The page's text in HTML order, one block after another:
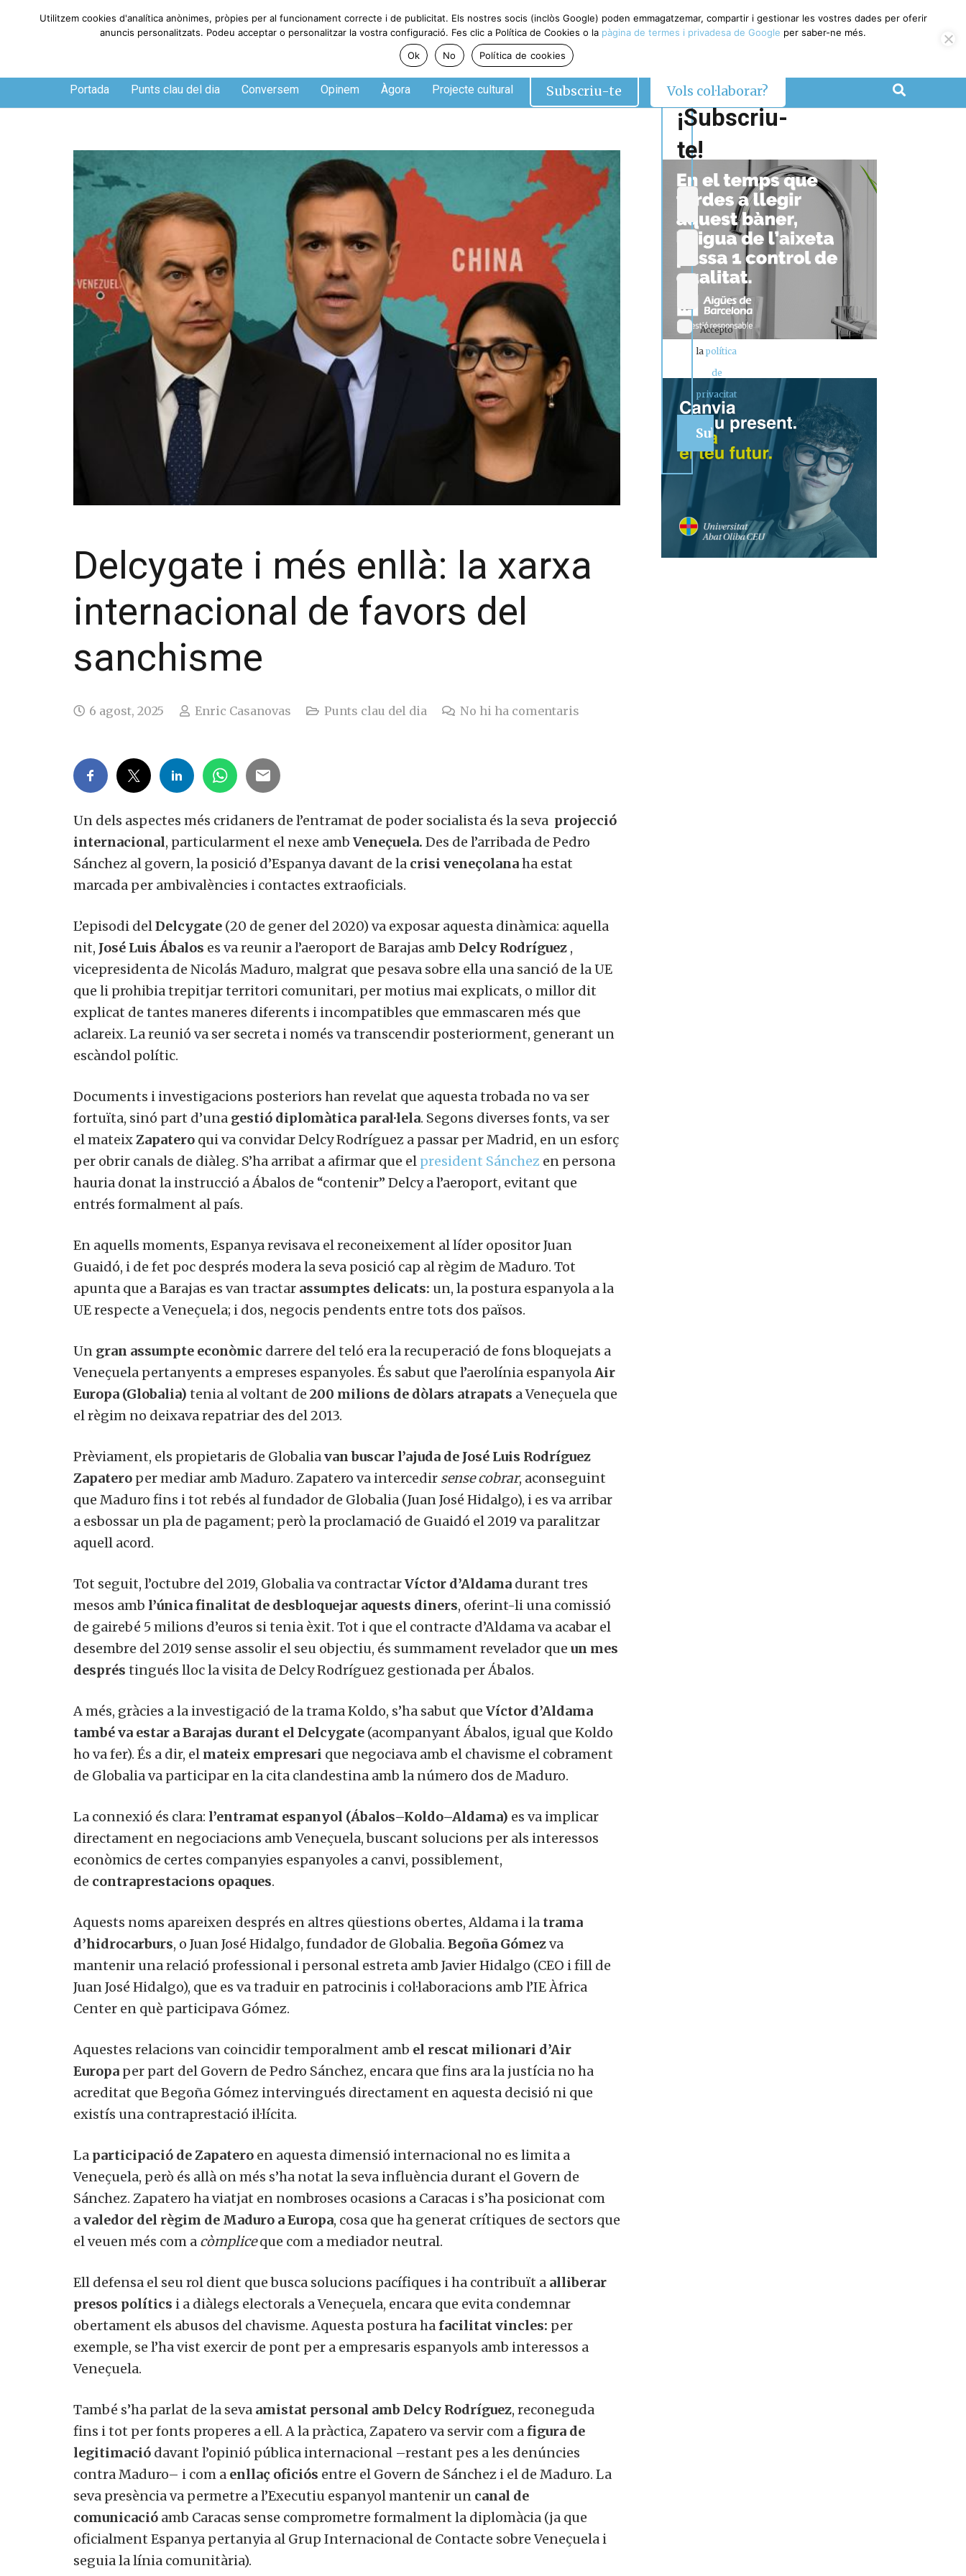
Diumenge, 9 de agosto de 2026
Portada Punts clau del dia Conversem Opinem Àgora Projecte cultural Subscriu-te Vols col·laborar?
Delcygate i més enllà: la xarxa
internacional de favors del
sanchisme
6 agost, 2025 Enric Casanovas Punts clau del dia No hi ha comentaris
Un dels aspectes més cridaners de l’entramat de poder socialista és la seva projecció
internacional, particularment el nexe amb Veneçuela. Des de l’arribada de Pedro
Sánchez al govern, la posició d’Espanya davant de la crisi veneçolanaha estat
marcada per ambivalències i contactes extraoficials.
L’episodi delDelcygate (20 de gener del 2020) va exposar aquesta dinàmica: aquella
nit, José Luis Ábalos es va reunir a l’aeroport de Barajas amb Delcy Rodríguez ,
vicepresidenta de Nicolás Maduro, malgrat que pesava sobre ella una sanció de la UE
que li prohibia trepitjar territori comunitari, per motius mai explicats, o millor dit
explicat de tantes maneres diferents i incompatibles que emmascaren més que
aclareix. La reunió va ser secreta i només va transcendir posteriorment, generant un
escàndol polític.
Documents i investigacions posteriors han revelat que aquesta trobada no va ser
fortuïta, sinó part d’una gestió diplomàtica paral·lela. Segons diverses fonts, va ser
el mateixZapatero qui va convidar Delcy Rodríguez a passar per Madrid, en un esforç
per obrir canals de diàleg. S’ha arribat a afirmar que el president Sánchez en persona
hauria donat la instrucció a Ábalos de “contenir” Delcy a l’aeroport, evitant que
entrés formalment al país.
En aquells moments, Espanya revisava el reconeixement al líder opositor Juan
Guaidó, i de fet poc després modera la seva posició cap al règim de Maduro. Tot
apunta que a Barajas es van tractar assumptes delicats: un, la postura espanyola a la
UE respecte a Veneçuela; i dos, negocis pendents entre tots dos països.
Un gran assumpte econòmic darrere del teló era la recuperació de fons bloquejats a
Veneçuela pertanyents a empreses espanyoles. És sabut que l’aerolínia espanyolaAir
Europa (Globalia) tenia al voltant de 200 milions de dòlars atrapats a Veneçuela que
el règim no deixava repatriar des del 2013.
Prèviament, els propietaris de Globaliavan buscar l’ajuda de José Luis Rodríguez
Zapatero per mediar amb Maduro. Zapatero va intercedir sense cobrar, aconseguint
que Maduro fins i tot rebés al fundador de Globalia (Juan José Hidalgo), i es va arribar
a esbossar un pla de pagament; però la proclamació de Guaidó el 2019 va paralitzar
aquell acord.
Tot seguit, l’octubre del 2019, Globalia va contractarVíctor d’Aldama durant tres
mesos amb l’únicafinalitat de desbloquejar aquests diners, oferint-li una comissió
de gairebé 5 milions d’euros si tenia èxit. Tot i que el contracte d’Aldama va acabar el
desembre del 2019 sense assolir el seu objectiu, és summament revelador que un mes
després tingués lloc la visita de Delcy Rodríguez gestionada per Ábalos.
A més, gràcies a la investigació de la trama Koldo, s’ha sabut que Víctor d’Aldama
també va estar a Barajas durant el Delcygate (acompanyant Ábalos, igual que Koldo
ho va fer). És a dir, el mateix empresari que negociava amb el chavisme el cobrament
de Globalia va participar en la cita clandestina amb la número dos de Maduro.
La connexió és clara: l’entramat espanyol (Ábalos–Koldo–Aldama) es va implicar
directament en negociacions amb Veneçuela, buscant solucions per als interessos
econòmics de certes companyies espanyoles a canvi, possiblement,
de contraprestacions opaques.
Aquests noms apareixen després en altres qüestions obertes, Aldama i la trama
d’hidrocarburs, o Juan José Hidalgo, fundador de Globalia. Begoña Gómezva
mantenir una relació professional i personal estreta amb Javier Hidalgo (CEO i fill de
Juan José Hidalgo), que es va traduir en patrocinis i col·laboracions amb l’IE Àfrica
Center en què participava Gómez.
Aquestes relacions van coincidir temporalment amb el rescat milionari d’Air
Europa per part del Govern de Pedro Sánchez, encara que fins ara la justícia no ha
acreditat que Begoña Gómez intervingués directament en aquesta decisió ni que
existís una contraprestació il·lícita.
La participació de Zapatero en aquesta dimensió internacional no es limita a
Veneçuela, però és allà on més s’ha notat la seva influència durant el Govern de
Sánchez. Zapatero ha viatjat en nombroses ocasions a Caracas i s’ha posicionat com
avaledor del règim de Maduro a Europa, cosa que ha generat crítiques de sectors que
el veuen més com a còmpliceque com a mediador neutral.
Ell defensa el seu rol dient que busca solucions pacífiques i ha contribuït a alliberar
presos polítics i a diàlegs electorals a Veneçuela, encara que evita condemnar
obertament els abusos del chavisme. Aquesta postura ha facilitat vincles: per
exemple, se l’ha vist exercir de pont per a empresaris espanyols amb interessos a
Veneçuela.
També s’ha parlat de la seva amistat personal amb Delcy Rodríguez, reconeguda
fins i tot per fonts properes a ell. A la pràctica, Zapatero va servir com afigura de
legitimació davant l’opinió pública internacional –restant pes a les denúncies
contra Maduro– i com a enllaç oficiós entre el Govern de Sánchez i el de Maduro. La
seva presència va permetre a l’Executiu espanyol mantenir un canal de
comunicació amb Caracas sense comprometre formalment la diplomàcia (ja que
oficialment Espanya pertanyia al Grup Internacional de Contacte sobre Veneçuela i
seguia la línia comunitària).
¡Subscriu-
te!
Accepto
lapolítica
de
privacitat
Utilitzem cookies d'analítica anònimes, pròpies per al funcionament correcte i de publicitat. Els nostres socis (inclòs Google) poden emmagatzemar, compartir i gestionar les vostres dades per oferir
anuncis personalitzats. Podeu acceptar o personalitzar la vostra configuració. Fes clic a Política de Cookies o la pàgina de termes i privadesa de Google per saber-ne més.
Ok
No Política de cookies